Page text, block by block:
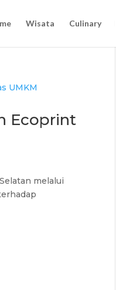
Wisata Culinary
Ecoprint
melalui